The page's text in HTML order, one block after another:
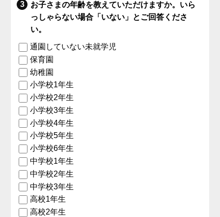
お子さまの年齢を教えていただけますか。いら
っしゃらない場合「いない」とご回答くださ
い。
通園していない未就学児
保育園
幼稚園
小学校1年生
小学校2年生
小学校3年生
小学校4年生
小学校5年生
小学校6年生
中学校1年生
中学校2年生
中学校3年生
高校1年生
高校2年生